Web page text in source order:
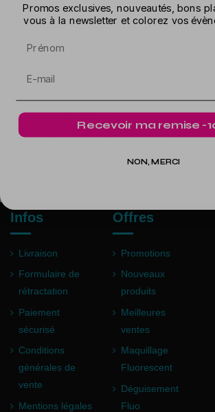
Détails du produit
disco ou votre anniversaire.
Vous pourrez la remplir de bonbons,
casser pour les libérer.
Attention : la pinata est vendue vide.
Infos
Livraison
Formulaire de
rétractation
Paiement
sécurisé
Conditions
générales de
vente
Mentions légales
Offres
Promotions
Nouveaux
produits
Meilleures
ventes
Maquillage
Fluorescent
Déguisement
Fluo
Promos exclusives, nouveautés, bons
vous à la newsletter et colorez vos
Recevoir ma remise -
NON, MERCI